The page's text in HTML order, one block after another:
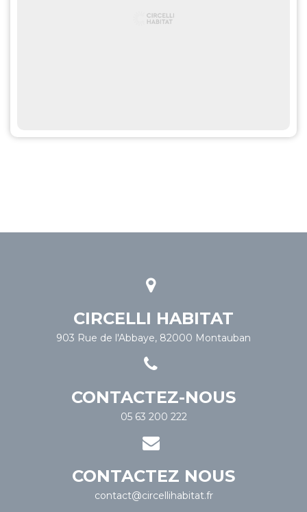
CIRCELLI HABITAT
903 Rue de l'Abbaye, 82000 Montauban
CONTACTEZ-NOUS
05 63 200 222
CONTACTEZ NOUS
contact@circellihabitat.fr